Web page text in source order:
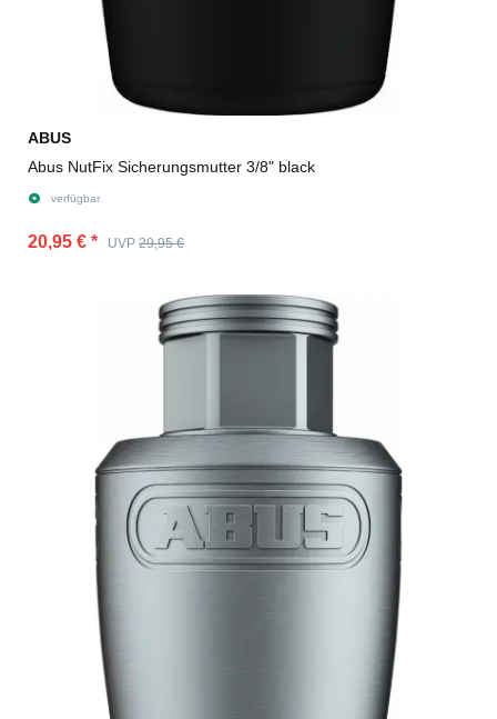
ABUS
Abus NutFix Sicherungsmutter 3/8" black
verfügbar
20,95 € * UVP 29,95 €